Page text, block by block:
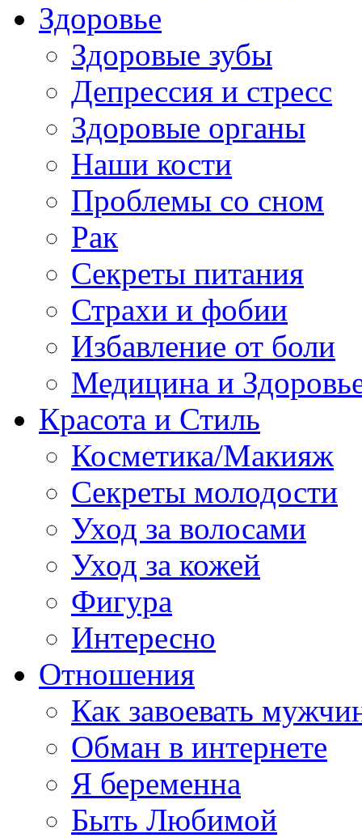
Здоровье
Здоровые зубы
Депрессия и стресс
Здоровые органы
Наши кости
Проблемы со сном
Рак
Секреты питания
Страхи и фобии
Избавление от боли
Медицина и
Красота и Стиль
Косметика/Макияж
Секреты молодости
Уход за волосами
Уход за кожей
Фигура
Интересно
Отношения
Как завоевать
Обман в интернете
Я беременна
Быть Любимой